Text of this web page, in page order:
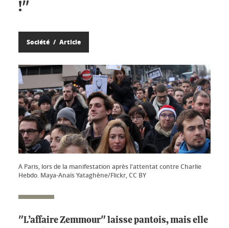
!"
Société Article
A Paris, lors de la manifestation après l'attentat contre Charlie
Hebdo. Maya-Anaïs Yataghène/Flickr, CC BY
"L’affaire Zemmour" laisse pantois, mais elle